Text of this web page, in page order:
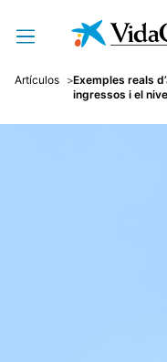
Salta
Artículos
Exemples reals
ingressos i el